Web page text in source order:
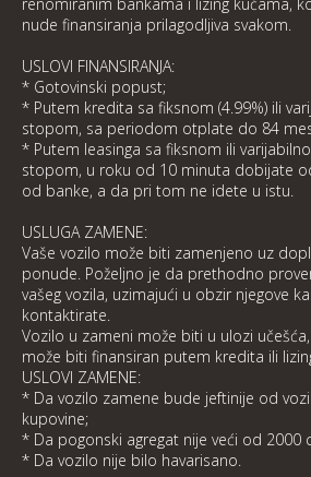
nude finansiranja prilagodljiva svakom.
USLOVI FINANSIRANJA:
* Gotovinski popust;
* Putem kredita sa fiksnom (4.99%) ili
stopom, sa periodom otplate do 84
* Putem leasinga sa fiksnom ili
stopom, u roku od 10 minuta dobijate
od banke, a da pri tom ne idete u istu.
USLUGA ZAMENE:
Vaše vozilo može biti zamenjeno uz
ponude. Poželjno je da prethodno
vašeg vozila, uzimajući u obzir njegove
kontaktirate.
Vozilo u zameni može biti u ulozi
može biti finansiran putem kredita ili
USLOVI ZAMENE:
* Da vozilo zamene bude jeftinije od
kupovine;
* Da pogonski agregat nije veći od 2000
* Da vozilo nije bilo havarisano.